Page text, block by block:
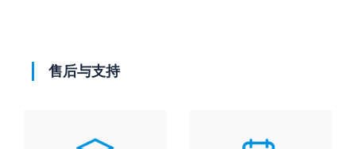
售后与支持